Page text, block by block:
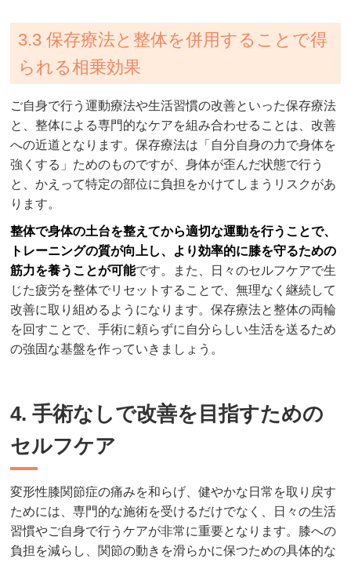
3.3 保存療法と整体を併用することで得
られる相乗効果
ご自身で行う運動療法や生活習慣の改善といった保存療法
と、整体による専門的なケアを組み合わせることは、改善
への近道となります。保存療法は「自分自身の力で身体を
強くする」ためのものですが、身体が歪んだ状態で行う
と、かえって特定の部位に負担をかけてしまうリスクがあ
ります。
整体で身体の土台を整えてから適切な運動を行うことで、
トレーニングの質が向上し、より効率的に膝を守るための
筋力を養うことが可能です。また、日々のセルフケアで生
じた疲労を整体でリセットすることで、無理なく継続して
改善に取り組めるようになります。保存療法と整体の両輪
を回すことで、手術に頼らずに自分らしい生活を送るため
の強固な基盤を作っていきましょう。
4. 手術なしで改善を目指すための
セルフケア
変形性膝関節症の痛みを和らげ、健やかな日常を取り戻す
ためには、専門的な施術を受けるだけでなく、日々の生活
習慣やご自身で行うケアが非常に重要となります。膝への
負担を減らし、関節の動きを滑らかに保つための具体的な